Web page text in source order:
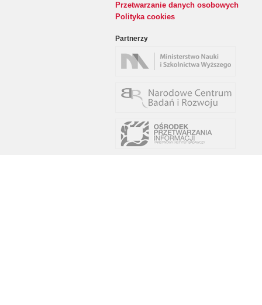
Przetwarzanie danych osobowych
Polityka cookies
Partnerzy